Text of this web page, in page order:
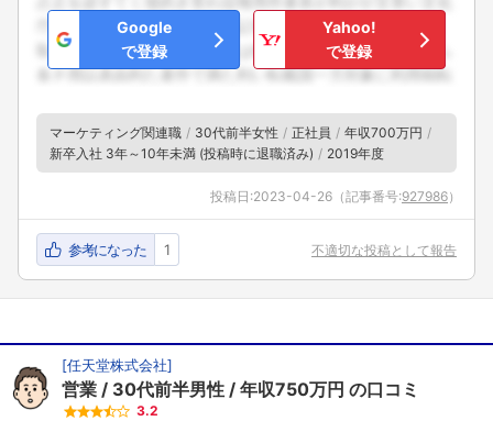
Google
で登録
Yahoo!
で登録
マーケティング関連職 30代前半女性 正社員
年収700万円
新卒入社 3年～10年未満 (投稿時に退職済み)
2019年度
投稿日:2023-04-26 （記事番号:927986）
参考になった 1 不適切な投稿として報告
[任天堂株式会社]
営業 30代前半男性 年収750万円 の口コミ
3.2